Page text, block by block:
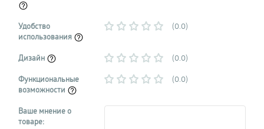
Удобство
использования
(0.0)
Дизайн
(0.0)
Функциональные
возможности
(0.0)
Ваше мнение о
товаре: